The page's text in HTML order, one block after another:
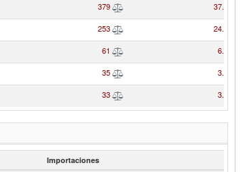
379 37.25
253 24.85
61 6.02
35 3.46
33 3.28
Importaciones